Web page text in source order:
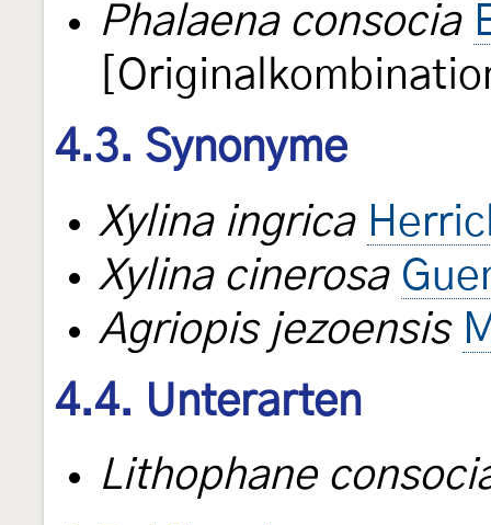
Phalaena consocia
4.3. Synonyme
Xylina ingrica
Xylina cinerosa
Agriopis jezoensis
4.4. Unterarten
Lithophane